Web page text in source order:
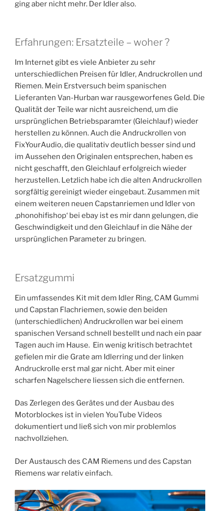
ging aber nicht mehr. Der Idler also.
Erfahrungen: Ersatzteile – woher ?
Im Internet gibt es viele Anbieter zu sehr
unterschiedlichen Preisen für Idler, Andruckrollen und
Riemen. Mein Erstversuch beim spanischen
Lieferanten Van-Hurban war rausgeworfenes Geld. Die
Qualität der Teile war nicht ausreichend, um die
ursprünglichen Betriebsparamter (Gleichlauf) wieder
herstellen zu können. Auch die Andruckrollen von
FixYourAudio, die qualitativ deutlich besser sind und
im Aussehen den Originalen entsprechen, haben es
nicht geschafft, den Gleichlauf erfolgreich wieder
herzustellen. Letzlich habe ich die alten Andruckrollen
sorgfältig gereinigt wieder eingebaut. Zusammen mit
einem weiteren neuen Capstanriemen und Idler von
‚phonohifishop‘ bei ebay ist es mir dann gelungen, die
Geschwindigkeit und den Gleichlauf in die Nähe der
ursprünglichen Parameter zu bringen.
Ersatzgummi
Ein umfassendes Kit mit dem Idler Ring, CAM Gummi
und Capstan Flachriemen, sowie den beiden
(unterschiedlichen) Andruckrollen war bei einem
spanischen Versand schnell bestellt und nach ein paar
Tagen auch im Hause. Ein wenig kritisch betrachtet
gefielen mir die Grate am Idlerring und der linken
Andruckrolle erst mal gar nicht. Aber mit einer
scharfen Nagelschere liessen sich die entfernen.
Das Zerlegen des Gerätes und der Ausbau des
Motorblockes ist in vielen YouTube Videos
dokumentiert und ließ sich von mir problemlos
nachvollziehen.
Der Austausch des CAM Riemens und des Capstan
Riemens war relativ einfach.